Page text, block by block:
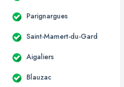
Parignargues
Saint-Mamert-du-Gard
Aigaliers
Blauzac